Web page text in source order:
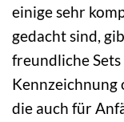
einige sehr
gedacht sind,
freundliche
Kennzeichnung
die auch für